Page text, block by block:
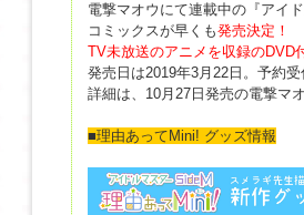
電撃マオウにて連載中の『アイ
コミックスが早くも発売決定！
TV未放送のアニメを収録のDVD
発売日は2019年3月22日。予約受
詳細は、10月27日発売の電撃マ
■理由あってMini! グッズ情報